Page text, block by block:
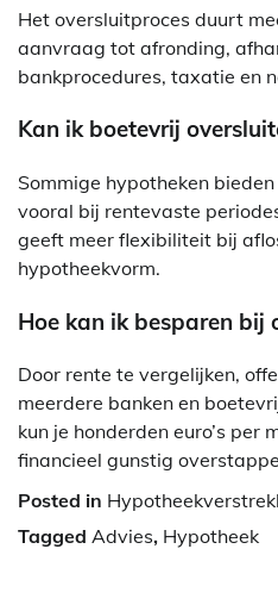
Het oversluitproces duurt
aanvraag tot afronding,
bankprocedures, taxatie en
Kan ik boetevrij
Sommige hypotheken
vooral bij rentevaste
geeft meer flexibiliteit bij
hypotheekvorm.
Hoe kan ik besparen bij
Door rente te vergelijken,
meerdere banken en
kun je honderden euro’s per
financieel gunstig
Posted in
Tagged Advies, Hypotheek